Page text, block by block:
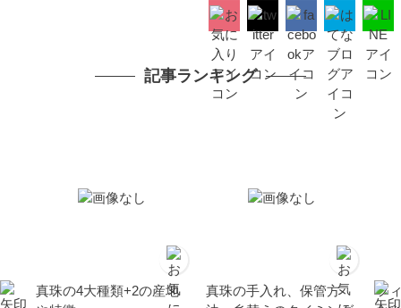
記事ランキング
真珠の4大種類+2の産地
真珠の手入れ、保管方
フ